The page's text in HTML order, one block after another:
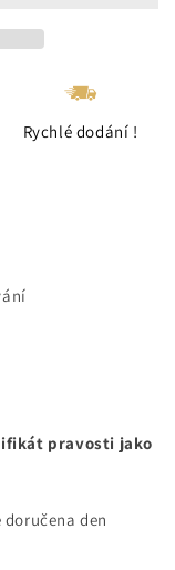
Rychlé dodání !
pravosti jako
den